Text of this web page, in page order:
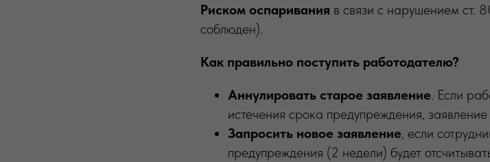
Риском оспаривания в связи с нарушением ст.
соблюден).
Как правильно поступить работодателю?
Аннулировать старое заявление. Если
истечения срока предупреждения,
Запросить новое заявление, если
предупреждения (2 недели) будет